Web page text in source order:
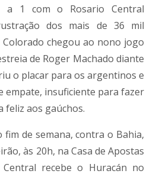
a 1 com o Rosario Central
dos mais de 36 mil
chegou ao nono jogo
de Roger Machado diante
o placar para os argentinos e
empate, insuficiente para fazer
feliz aos gaúchos.
de semana, contra o Bahia,
às 20h, na Casa de Apostas
recebe o Huracán no